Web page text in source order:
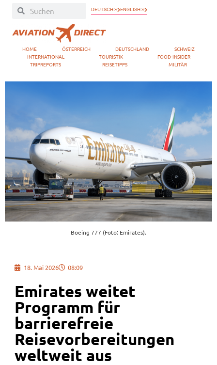
DEUTSCH » ENGLISH »
HOME ÖSTERREICH DEUTSCHLAND
SCHWEIZ
INTERNATIONAL
TOURISTIK
FOOD-INSIDER
TRIPREPORTS
REISETIPPS MILITÄR
Boeing 777 (Foto: Emirates).
18. Mai 2026 08:09
Emirates weitet
Programm für
barrierefreie
Reisevorbereitungen
weltweit aus